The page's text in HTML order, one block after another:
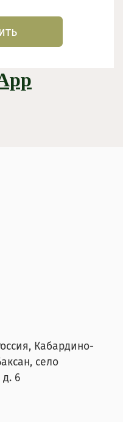
Кабардино-
село
6